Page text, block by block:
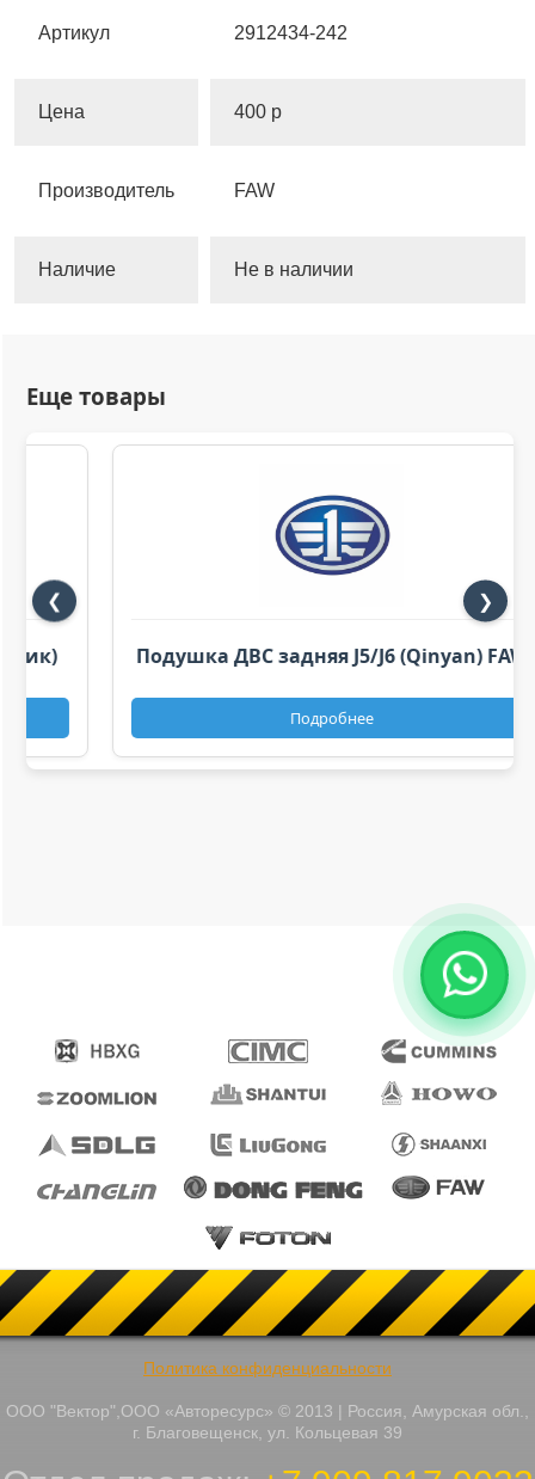
Артикул 2912434-242
Цена 400 р
Производитель FAW
Наличие Не в наличии
Политика конфиденциальности
ООО "Вектор",ООО «Авторесурс» © 2013 | Россия, Амурская обл.,
г. Благовещенск, ул. Кольцевая 39